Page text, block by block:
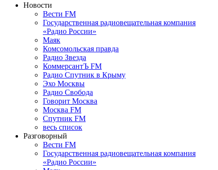
Новости
Вести FM
Государственная радиовещательная компания
«Радио России»
Маяк
Комсомольская правда
Радио Звезда
КоммерсантЪ FM
Радио Спутник в Крыму
Эхо Москвы
Радио Свобода
Говорит Москва
Москва FM
Спутник FM
весь список
Разговорный
Вести FM
Государственная радиовещательная компания
«Радио России»